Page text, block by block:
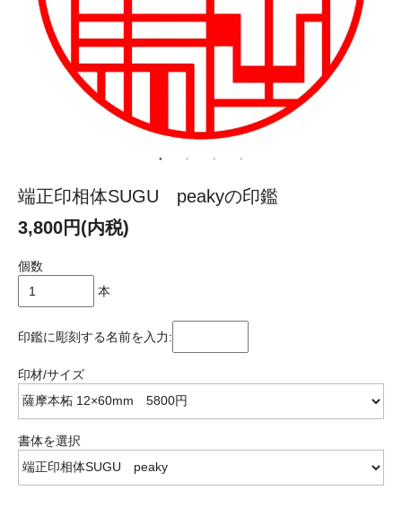
端正印相体SUGU peakyの印鑑
3,800円(内税)
個数
本
印鑑に彫刻する名前を入力:
印材/サイズ
書体を選択